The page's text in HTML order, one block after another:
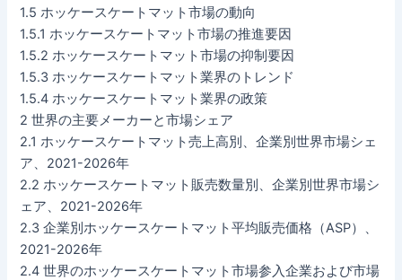
1.5 ホッケースケートマット市場の動向
1.5.1 ホッケースケートマット市場の推進要因
1.5.2 ホッケースケートマット市場の抑制要因
1.5.3 ホッケースケートマット業界のトレンド
1.5.4 ホッケースケートマット業界の政策
2 世界の主要メーカーと市場シェア
2.1 ホッケースケートマット売上高別、企業別世界市場シェ
ア、2021-2026年
2.2 ホッケースケートマット販売数量別、企業別世界市場シ
ェア、2021-2026年
2.3 企業別ホッケースケートマット平均販売価格（ASP）、
2021-2026年
2.4 世界のホッケースケートマット市場参入企業および市場